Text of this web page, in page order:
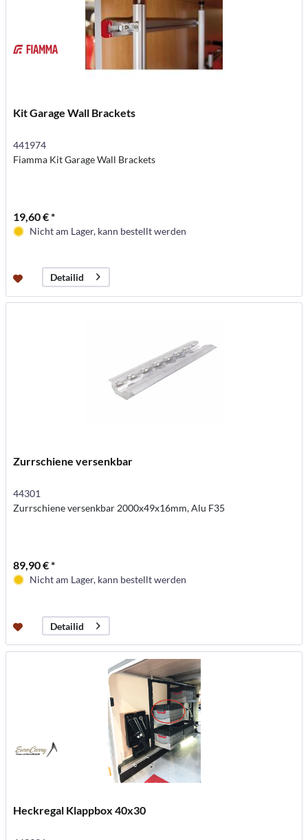
Kit Garage Wall Brackets
441974
Fiamma Kit Garage Wall Brackets
19,60 € *
Nicht am Lager, kann bestellt werden
Detailid
Zurrschiene versenkbar
44301
Zurrschiene versenkbar 2000x49x16mm, Alu F35
89,90 € *
Nicht am Lager, kann bestellt werden
Detailid
Heckregal Klappbox 40x30